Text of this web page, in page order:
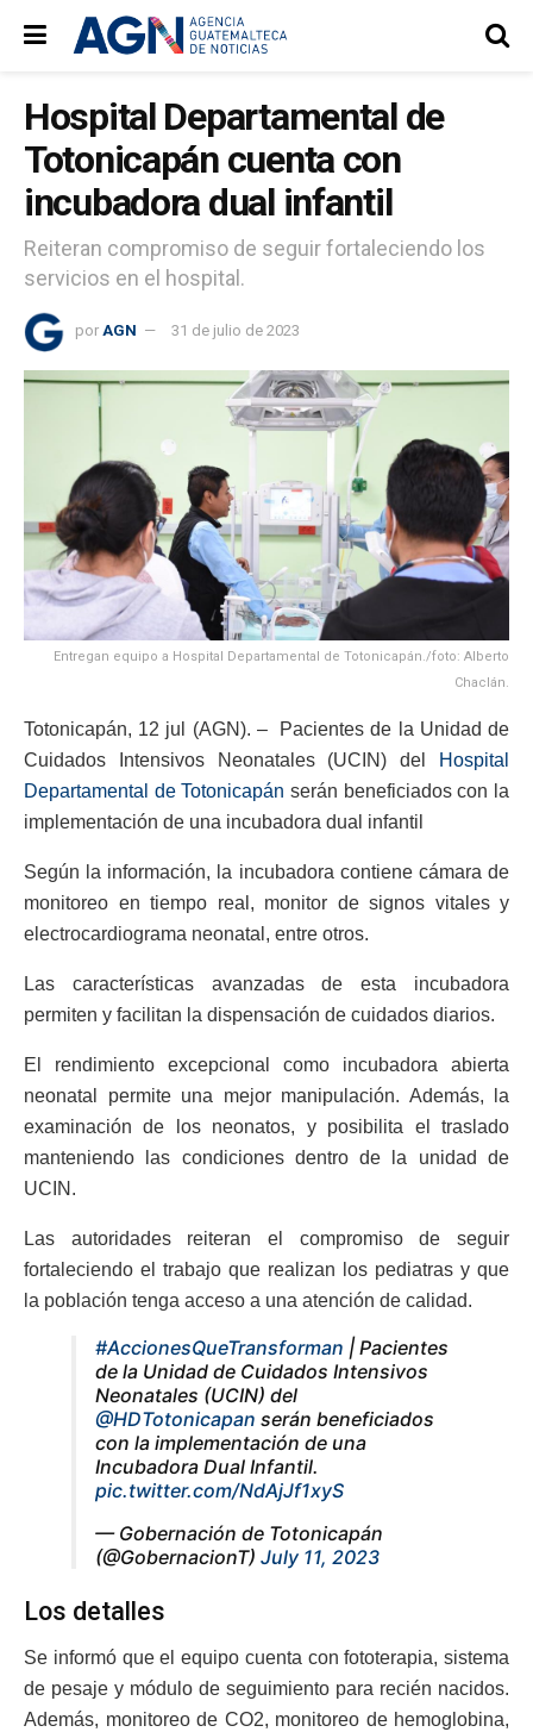
Hospital Departamental de
Totonicapán cuenta con
incubadora dual infantil
Reiteran compromiso de seguir fortaleciendo los
servicios en el hospital.
por AGN 31 de julio de 2023
Entregan equipo a Hospital Departamental de Totonicapán./foto: Alberto
Chaclán.
Totonicapán, 12 jul (AGN). – Pacientes de la Unidad de
Cuidados Intensivos Neonatales (UCIN) del
Hospital
Departamental de Totonicapán serán beneficiados con la
implementación de una incubadora dual infantil
Según la información, la incubadora contiene cámara de
monitoreo en tiempo real, monitor de signos vitales y
electrocardiograma neonatal, entre otros.
Las características avanzadas de esta incubadora
permiten y facilitan la dispensación de cuidados diarios.
El rendimiento excepcional como incubadora abierta
neonatal permite una mejor manipulación. Además, la
examinación de los neonatos, y posibilita el traslado
manteniendo las condiciones dentro de la unidad de
UCIN.
Las autoridades reiteran el compromiso de seguir
fortaleciendo el trabajo que realizan los pediatras y que
la población tenga acceso a una atención de calidad.
#AccionesQueTransforman | Pacientes
de la Unidad de Cuidados Intensivos
Neonatales (UCIN) del
@HDTotonicapan serán beneficiados
con la implementación de una
Incubadora Dual Infantil.
pic.twitter.com/NdAjJf1xyS
— Gobernación de Totonicapán
(@GobernacionT) July 11, 2023
Los detalles
Se informó que el equipo cuenta con fototerapia, sistema
de pesaje y módulo de seguimiento para recién nacidos.
Además, monitoreo de CO2, monitoreo de hemoglobina,